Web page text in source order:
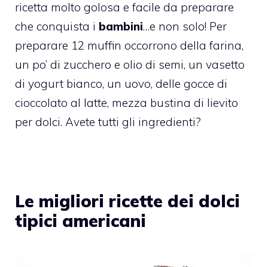
ricetta molto golosa e facile da preparare
che conquista i bambini…e non solo! Per
preparare 12 muffin occorrono della farina,
un po’ di zucchero e olio di semi, un vasetto
di yogurt bianco, un uovo, delle gocce di
cioccolato al latte, mezza bustina di lievito
per dolci. Avete tutti gli ingredienti?
Le migliori ricette dei dolci
tipici americani